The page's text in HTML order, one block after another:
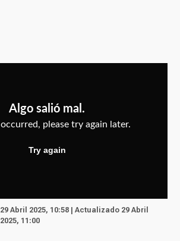
29 Abril 2025, 10:58 | Actualizado 29 Abril
2025, 11:00